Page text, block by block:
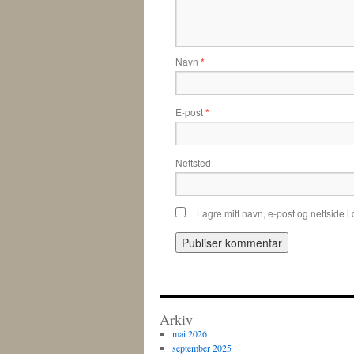
Navn *
E-post*
Nettsted
Lagre mitt navn, e-post og nettside
Arkiv
mai 2026
september 2025